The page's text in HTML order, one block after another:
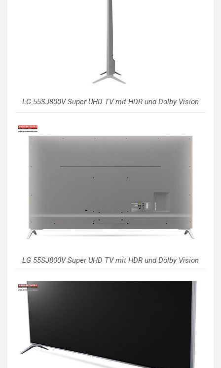
LG 55SJ800V Super UHD TV mit HDR und Dolby Vision
LG 55SJ800V Super UHD TV mit HDR und Dolby Vision